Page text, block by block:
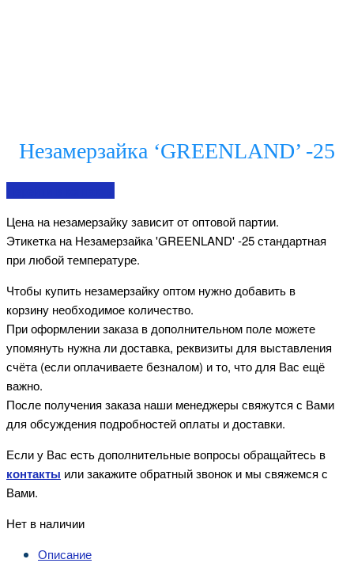
Незамерзайка ‘GREENLAND’ -25
Цена на незамерзайку зависит от оптовой партии.
Этикетка на Незамерзайка 'GREENLAND' -25 стандартная
при любой температуре.
Чтобы купить незамерзайку оптом нужно добавить в
корзину необходимое количество.
При оформлении заказа в дополнительном поле можете
упомянуть нужна ли доставка, реквизиты для выставления
счёта (если оплачиваете безналом) и то, что для Вас ещё
важно.
После получения заказа наши менеджеры свяжутся с Вами
для обсуждения подробностей оплаты и доставки.
Если у Вас есть дополнительные вопросы обращайтесь в
контакты или закажите обратный звонок и мы свяжемся с
Вами.
Нет в наличии
Описание